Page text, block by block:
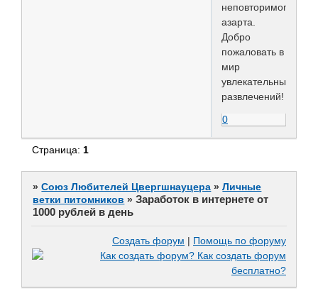
неповторимого
азарта.
Добро
пожаловать в
мир
увлекательных
развлечений!
0
Страница: 1
»Союз Любителей Цвергшнауцера »Личные
ветки питомников »Заработок в интернете от
1000 рублей в день
Создать форум | Помощь по форуму